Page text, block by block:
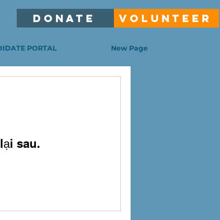
DONATE VOLUNTEER
PORTAL New Page
sau.